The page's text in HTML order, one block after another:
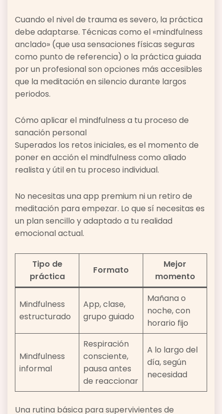
Cuando el nivel de trauma es severo, la práctica
debe adaptarse. Técnicas como el «mindfulness
anclado» (que usa sensaciones físicas seguras
como punto de referencia) o la práctica guiada
por un profesional son opciones más accesibles
que la meditación en silencio durante largos
periodos.
Cómo aplicar el mindfulness a tu proceso de
sanación personal
Superados los retos iniciales, es el momento de
poner en acción el mindfulness como aliado
realista y útil en tu proceso individual.
No necesitas una app premium ni un retiro de
meditación para empezar. Lo que sí necesitas es
un plan sencillo y adaptado a tu realidad
emocional actual.
Tipo de
práctica
Formato
Mejor
momento
Mindfulness
estructurado
App, clase,
grupo guiado
Mañana o
noche, con
horario fijo
Mindfulness
informal
Respiración
consciente,
pausa antes
de reaccionar
A lo largo del
día, según
necesidad
Una rutina básica para supervivientes de